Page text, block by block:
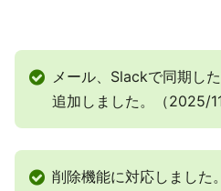
メール、Slackで同期し
追加しました。（2025/
削除機能に対応しました